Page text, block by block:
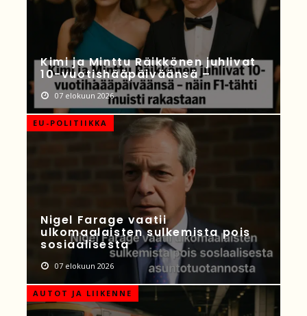
Kimi ja Minttu Räikkönen juhlivat
10-vuotishääpäiväänsä –
07 elokuun 2026
EU-POLITIIKKA
Nigel Farage vaatii
ulkomaalaisten sulkemista pois
sosiaalisesta
07 elokuun 2026
AUTOT JA LIIKENNE